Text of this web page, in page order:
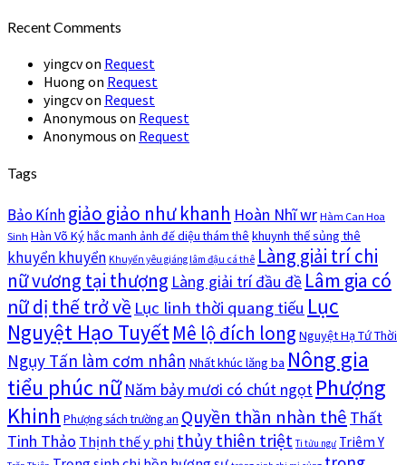
Recent Comments
yingcvon Request
Huong on Request
yingcvon Request
Anonymous on Request
Anonymous on Request
Tags
Bảo Kínhgiảo giảo như khanh Hoàn Nhĩ wr Hàm Can Hoa
Sinh Hàn Võ Kýhắc manh ảnh đế diệu thám thê khuynh thế sủng thê
khuyển khuyển Khuyển yêu giáng lâm đậu cá thê Làng giải trí chi
nữ vương tại thượng Làng giải trí đầu đề Lâm gia có
nữ dị thế trở về Lục linh thời quang tiếu Lục
Nguyệt Hạo Tuyết Mê lộ đích long Nguyệt Hạ Tứ Thời
Ngụy Tấn làm cơm nhân Nhất khúc lăng ba Nông gia
tiểu phúc nữ Năm bảy mươi có chút ngọt Phượng
Khinh Phượng sách trường an Quyền thần nhàn thê Thất
Tinh Thảo Thịnh thế y phi thủy thiên triệt Ti tửu ngư Triêm Y